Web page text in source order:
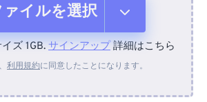
ァイルを選択
デバイスから
ズ 1GB. サインアップ詳細はこちら
利用規約に同意したことになります。